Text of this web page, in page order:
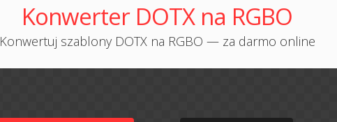
Konwerter DOTX na RGBO
Konwertuj szablony DOTX na RGBO — za darmo online